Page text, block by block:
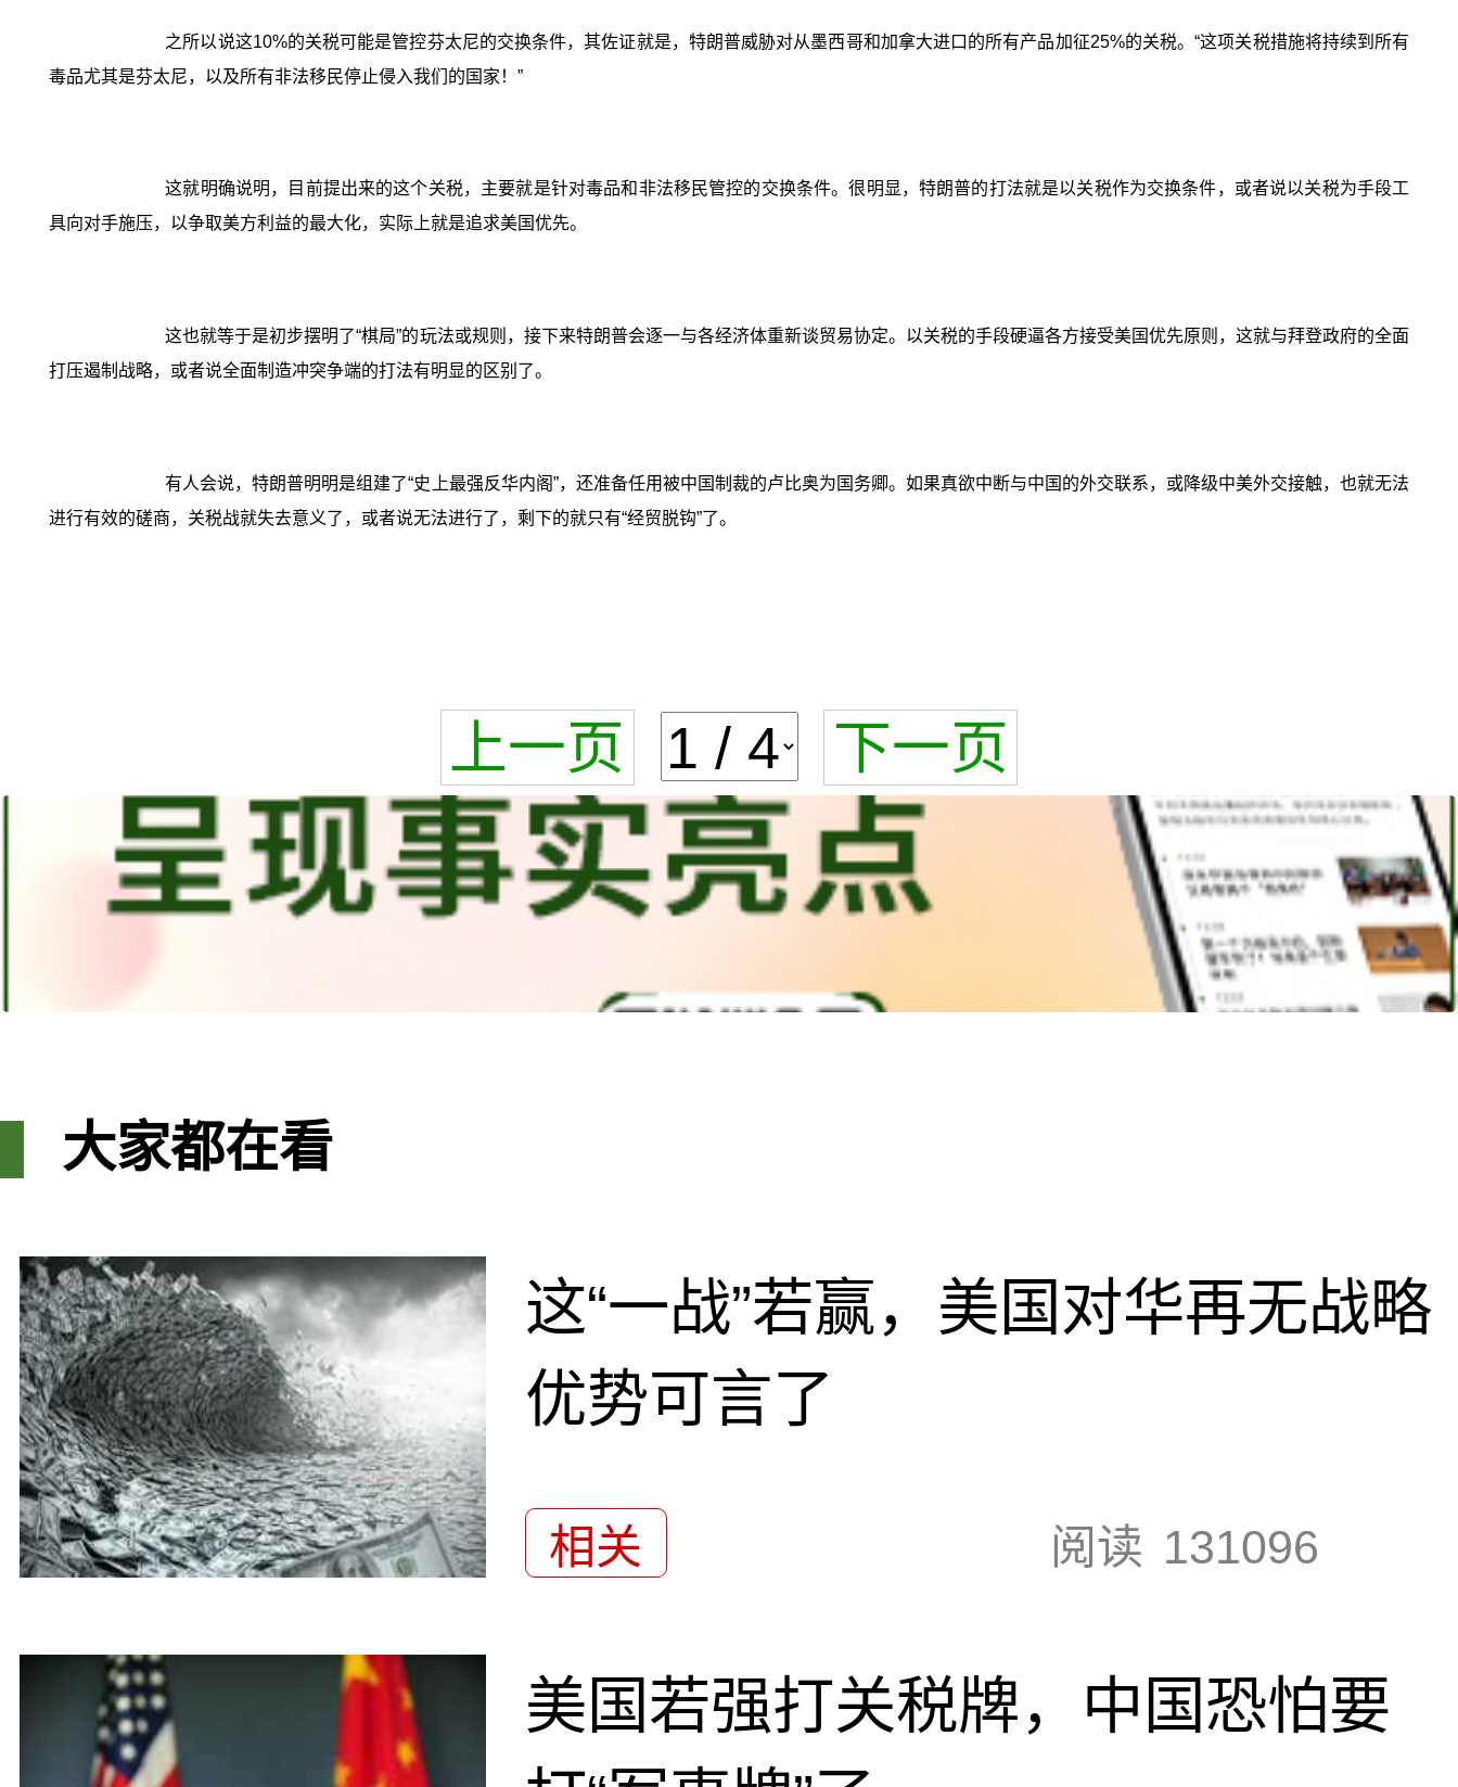
之所以说这10%的关税可能是管控芬太尼的交换条件，其佐证就是，特朗普威胁对从墨西哥和加拿大进口的所有产品加征25%的关税。“这项关税措施将持续到所有
毒品尤其是芬太尼，以及所有非法移民停止侵入我们的国家！”
这就明确说明，目前提出来的这个关税，主要就是针对毒品和非法移民管控的交换条件。很明显，特朗普的打法就是以关税作为交换条件，或者说以关税为手段工
具向对手施压，以争取美方利益的最大化，实际上就是追求美国优先。
这也就等于是初步摆明了“棋局”的玩法或规则，接下来特朗普会逐一与各经济体重新谈贸易协定。以关税的手段硬逼各方接受美国优先原则，这就与拜登政府的全面
打压遏制战略，或者说全面制造冲突争端的打法有明显的区别了。
有人会说，特朗普明明是组建了“史上最强反华内阁”，还准备任用被中国制裁的卢比奥为国务卿。如果真欲中断与中国的外交联系，或降级中美外交接触，也就无法
进行有效的磋商，关税战就失去意义了，或者说无法进行了，剩下的就只有“经贸脱钩”了。
上一页 下一页
大家都在看
这“一战”若赢，美国对华再无战略
优势可言了
相关 阅读 131096
美国若强打关税牌，中国恐怕要